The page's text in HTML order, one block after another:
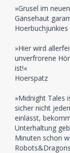
»Grusel im
Gänsehaut
Hoerbuchjunkies
»Hier wird
unverfrorene
ist!«
Hoerspatz
»Midnight Tales
sicher nicht
einlässt,
Unterhaltung
Minuten schon
Robots&Dragons